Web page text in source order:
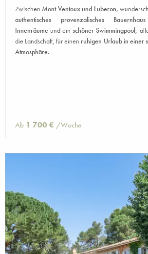
Zwischen Mont Ventoux und Luberon,
authentisches provenzalisches Bauernhaus
Innenräume und einschöner Swimmingpool,
die Landschaft, für einen ruhigen Urlaub in einer
Atmosphäre.
Ab 1 700 € /Woche